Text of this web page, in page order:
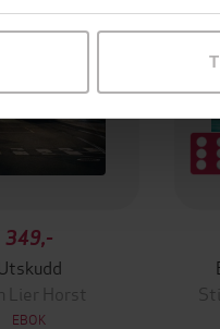
ved å klikke på
349,-
Lier Horst
EBOK